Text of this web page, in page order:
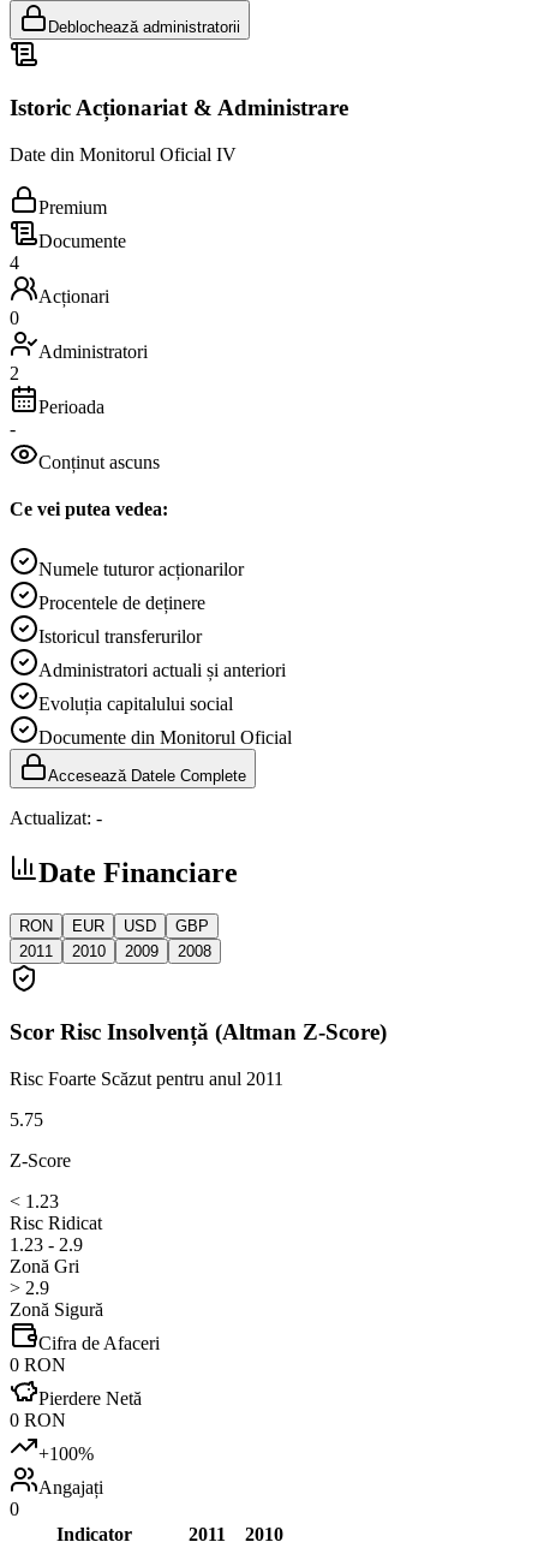
Deblochează administratorii
Istoric Acționariat & Administrare
Date din Monitorul Oficial IV
Premium
Documente
4
Acționari
0
Administratori
2
Perioada
-
Conținut ascuns
Ce vei putea vedea:
Numele tuturor acționarilor
Procentele de deținere
Istoricul transferurilor
Administratori actuali și anteriori
Evoluția capitalului social
Documente din Monitorul Oficial
Accesează Datele Complete
Actualizat: -
Date Financiare
RON EUR USD
GBP
2011
2010 2009 2008
Scor Risc Insolvență (Altman Z-Score)
Risc Foarte Scăzut pentru anul 2011
5.75
Z-Score
< 1.23
Risc Ridicat
1.23 - 2.9
Zonă Gri
> 2.9
Zonă Sigură
Cifra de Afaceri
0 RON
Pierdere Netă
0 RON
+100%
Angajați
0
Indicator
2011
2010